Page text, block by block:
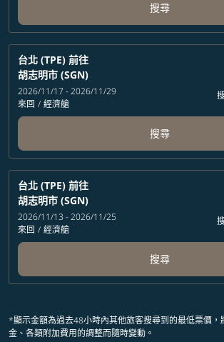
搜尋
台北 (TPE) 前往
胡志明市 (SGN)
2026/11/17 - 2026/11/29
來回 / 經濟艙
搜尋
台北 (TPE) 前往
胡志明市 (SGN)
2026/11/13 - 2026/11/25
來回 / 經濟艙
搜尋
*顯示金額為過去48小時內其他旅客搜尋到的最低票價，
金、各類附加費用的調整而隨時變動。